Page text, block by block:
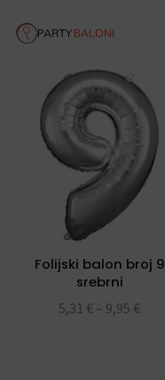
Folijski balon broj 9
srebrni
5,31 € – 9,95 €